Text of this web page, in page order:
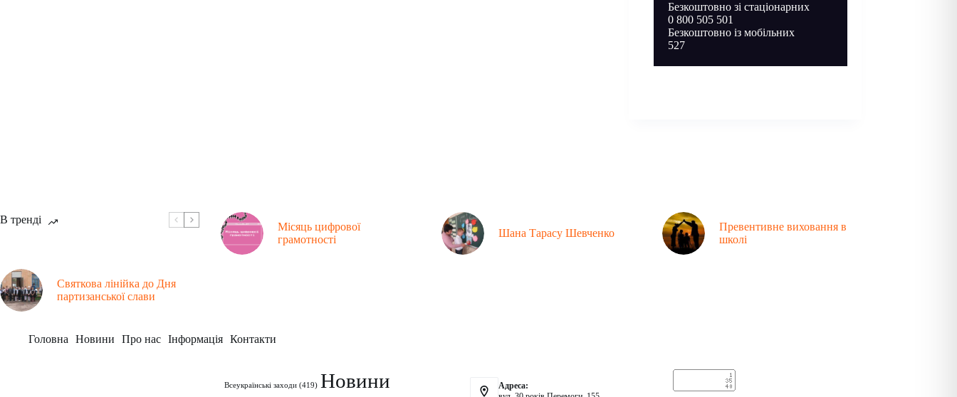
Безкоштовно зі стаціонарних
0 800 505 501
Безкоштовно із мобільних
527
В тренді
Місяць цифрової
грамотності
Шана Тарасу Шевченко
Превентивне виховання в
школі
Святкова лінійка до Дня
партизанської слави
Головна Новини Про нас Інформація Контакти
Всеукраїнські заходи(419) Новини
Адреса: